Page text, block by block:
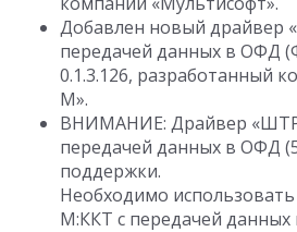
Добавлен новый
передачей данных в ОФД
0.1.3.126, разработанный
М».
ВНИМАНИЕ: Драйвер
передачей данных в ОФД
поддержки.
Необходимо
М:ККТ с передачей